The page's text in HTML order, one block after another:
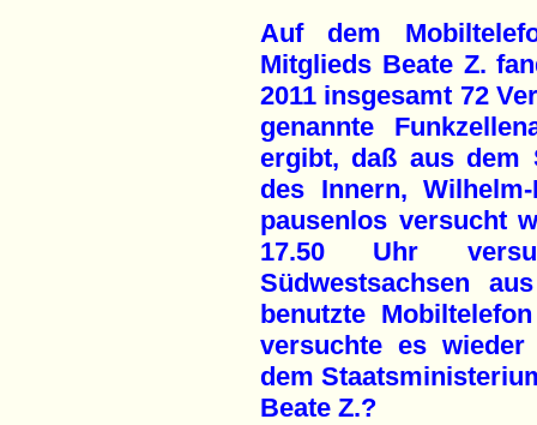
Auf dem
Mitglieds Beate Z.
2011 insgesamt 72
genannte
ergibt, daß aus dem
des Innern,
pausenlos versucht
17.50 Uhr
Südwestsachsen
benutzte
versuchte es
dem
Beate Z.?